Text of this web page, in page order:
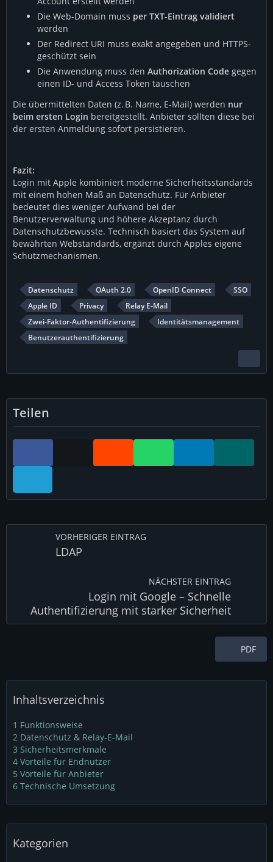
Die Web-Domain muss per TXT-Eintrag validiert
werden
Der Redirect URI muss exakt angegeben und HTTPS-
geschützt sein
Die Anwendung muss den Authorization Code gegen
einen ID- und Access Token tauschen
Die übermittelten Daten (z. B. Name, E-Mail) werden nur
beim ersten Login bereitgestellt. Anbieter sollten diese bei
der ersten Anmeldung sofort persistieren.
Fazit:
Login mit Apple kombiniert moderne Sicherheitsstandards
mit einem hohen Maß an Datenschutz. Für Anbieter
bedeutet dies weniger Aufwand bei der
Benutzerverwaltung und höhere Akzeptanz durch
Datenschutzbewusste. Technisch basiert das System auf
bewährten Webstandards, ergänzt durch Apples eigene
Schutzmechanismen.
Datenschutz OAuth 2.0 OpenID Connect
SSO
Apple ID
Privacy
Relay E-Mail
Zwei-Faktor-Authentifizierung
Identitätsmanagement
Benutzerauthentifizierung
Teilen
VORHERIGER EINTRAG
LDAP
NÄCHSTER EINTRAG
Login mit Google – Schnelle
Authentifizierung mit starker Sicherheit
PDF
Inhaltsverzeichnis
1 Funktionsweise
2 Datenschutz & Relay-E-Mail
3 Sicherheitsmerkmale
4 Vorteile für Endnutzer
5 Vorteile für Anbieter
6 Technische Umsetzung
Kategorien